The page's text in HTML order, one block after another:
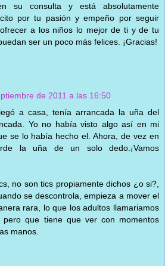
su consulta y está absolutamente
por tu pasión y empeño por seguir
a los niños lo mejor de ti y de tu
ser un poco más felices. ¡Gracias!
de 2011 a las 16:50
a casa, tenía arrancada la uña del
Yo no había visto algo así en mi
se lo había hecho el. Ahora, de vez en
la uña de un solo dedo.¡Vamos
no son tics propiamente dichos ¿o si?,
se descontrola, empieza a mover el
rara, lo que los adultos llamariamos
pero que tiene que ver con momentos
manos.